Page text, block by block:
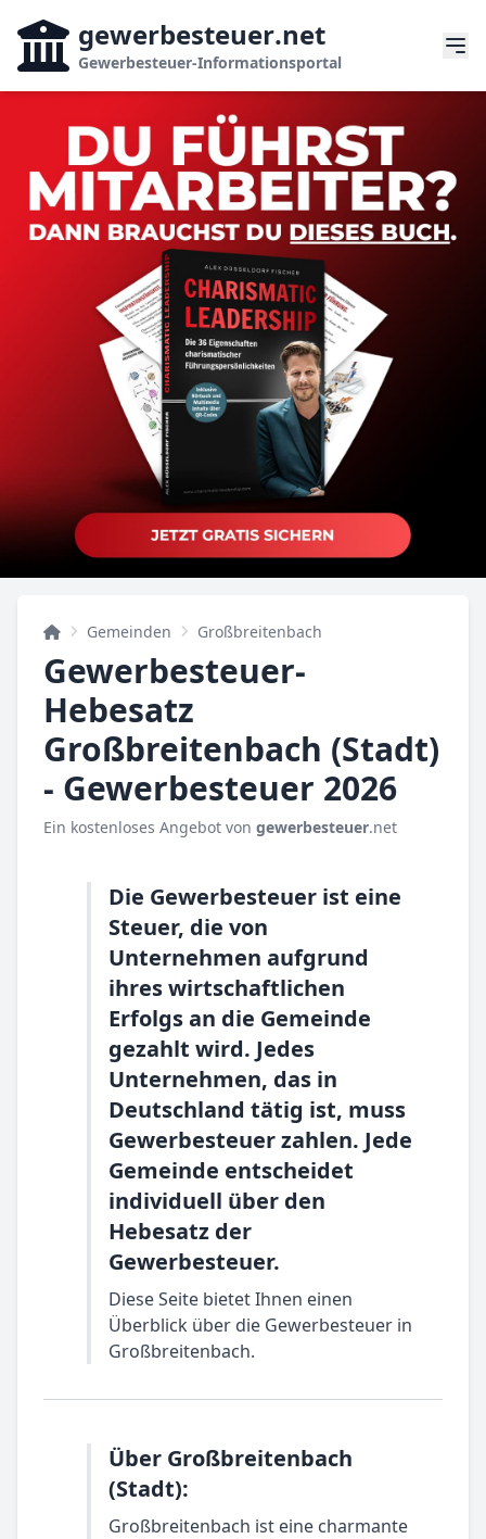
gewerbesteuer.net
Gewerbesteuer-Informationsportal
Gemeinden Großbreitenbach
Gewerbesteuer-
Hebesatz
Großbreitenbach (Stadt)
- Gewerbesteuer 2026
Ein kostenloses Angebot von gewerbesteuer.net
Die Gewerbesteuer ist eine
Steuer, die von
Unternehmen aufgrund
ihres wirtschaftlichen
Erfolgs an die Gemeinde
gezahlt wird. Jedes
Unternehmen, das in
Deutschland tätig ist, muss
Gewerbesteuer zahlen. Jede
Gemeinde entscheidet
individuell über den
Hebesatz der
Gewerbesteuer.
Diese Seite bietet Ihnen einen
Überblick über die Gewerbesteuer in
Großbreitenbach.
Über Großbreitenbach
(Stadt):
Großbreitenbach ist eine charmante